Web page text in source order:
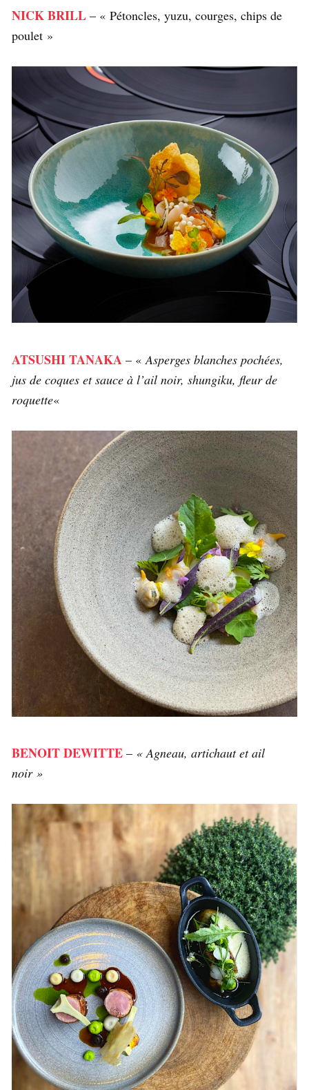
NICK BRILL – « Pétoncles, yuzu, courges, chips de
poulet »
ATSUSHI TANAKA – « Asperges blanches pochées,
jus de coques et sauce à l’ail noir, shungiku, fleur de
roquette«
BENOIT DEWITTE – « Agneau, artichaut et ail
noir »